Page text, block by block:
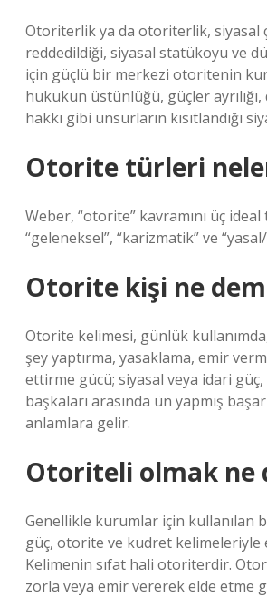
Otoriterlik ya da otoriterlik, siyasal
reddedildiği, siyasal statükoyu ve
için güçlü bir merkezi otoritenin
hukukun üstünlüğü, güçler
hakkı gibi unsurların kısıtlandığı
Otorite türleri
Weber, “otorite” kavramını üç ideal
“geleneksel”, “karizmatik” ve
Otorite kişi ne
Otorite kelimesi, günlük
şey yaptırma, yasaklama, emir
ettirme gücü; siyasal veya idari güç,
başkaları arasında ün yapmış
anlamlara gelir.
Otoriteli olmak ne
Genellikle kurumlar için kullanılan
güç, otorite ve kudret kelimeleriyle
Kelimenin sıfat hali otoriterdir.
zorla veya emir vererek elde etme